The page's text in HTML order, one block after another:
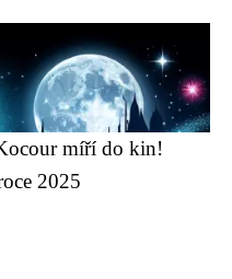
míří do kin!
2025